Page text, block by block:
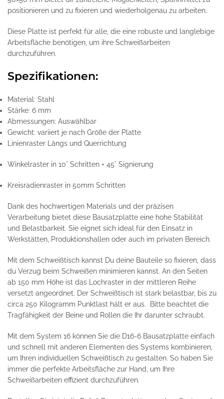
positionieren und zu fixieren und wiederholgenau zu arbeiten.
Diese Platte ist perfekt für alle, die eine robuste und langlebige
Arbeitsfläche benötigen, um ihre Schweißarbeiten
durchzuführen.
Spezifikationen:
Material: Stahl
Stärke: 6 mm
Abmessungen: Auswählbar
Gewicht: variiert je nach Größe der Platte
Linienraster Längs und Querrichtung
Winkelraster in 10° Schritten + 45° Signierung
Kreisradienraster in 50mm Schritten
Dank des hochwertigen Materials und der präzisen
Verarbeitung bietet diese Bausatzplatte eine hohe Stabilität
und Belastbarkeit. Sie eignet sich ideal für den Einsatz in
Werkstätten, Produktionshallen oder auch im privaten Bereich.
Mit dem Schweißtisch kannst Du deine Bauteile so fixieren, dass
du Verzug beim Schweißen minimieren kannst. An den Seiten
ab 150 mm Höhe ist das Lochraster in der mittleren Reihe
versetzt angeordnet. Der Schweißtisch ist stark belastbar, bis zu
circa 250 Kilogramm Punktlast hält er aus. Bitte beachtet die
Tragfähigkeit der Beine und Rollen die Ihr darunter schraubt.
Mit dem System 16 können Sie die D16-6 Bausatzplatte einfach
und schnell mit anderen Elementen des Systems kombinieren,
um Ihren individuellen Schweißtisch zu gestalten. So haben Sie
immer die perfekte Arbeitsfläche zur Hand, um Ihre
Schweißarbeiten effizient durchzuführen.